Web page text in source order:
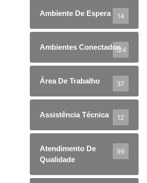
Ambiente De Espera 14
Ambientes Conectados124
Área De Trabalho 37
Assistência Técnica 12
Atendimento De
Qualidade
99